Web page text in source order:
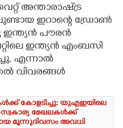
അന്താരാഷ്ട്ര
ഇറാന്റെ ഡ്രോണ്‍
പൗരൻ
ഇന്ത്യൻ എംബസി
എന്നാൽ
വിവരങ്ങൾ
കോളടിച്ചു: യുഎഇയിലെ
മേഖലകൾക്ക്
മൂന്നുദിവസം അവധി